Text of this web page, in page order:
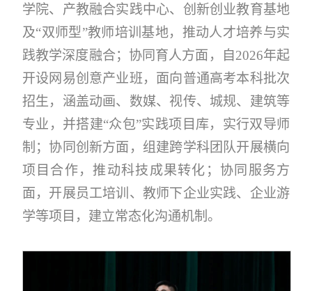
学院、产教融合实践中心、创新创业教育基地
及“双师型”教师培训基地，推动人才培养与实
践教学深度融合；协同育人方面，自2026年起
开设网易创意产业班，面向普通高考本科批次
招生，涵盖动画、数媒、视传、城规、建筑等
专业，并搭建“众包”实践项目库，实行双导师
制；协同创新方面，组建跨学科团队开展横向
项目合作，推动科技成果转化；协同服务方
面，开展员工培训、教师下企业实践、企业游
学等项目，建立常态化沟通机制。